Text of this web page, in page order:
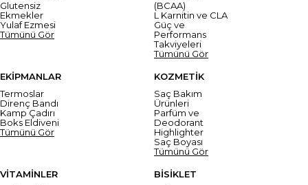
Glutensiz
Ekmekler
Yulaf Ezmesi
Tümünü Gör
(BCAA)
L Karnitin ve CLA
Güç ve
Performans
Takviyeleri
Tümünü Gör
EKİPMANLAR
Termoslar
Direnç Bandı
Kamp Çadırı
Boks Eldiveni
Tümünü Gör
KOZMETİK
Saç Bakım
Ürünleri
Parfüm ve
Deodorant
Highlighter
Saç Boyası
Tümünü Gör
VİTAMİNLER
BİSİKLET